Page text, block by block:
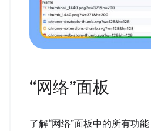
“网络”面板
了解“网络”面板中的所有功